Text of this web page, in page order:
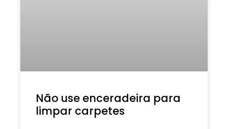
Não use enceradeira para
limpar carpetes